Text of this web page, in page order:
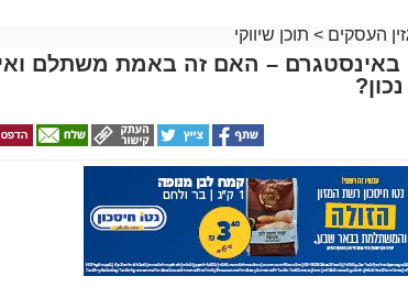
העסקים > תוכן שיווקי
באינסטגרם – האם זה באמת משתלם